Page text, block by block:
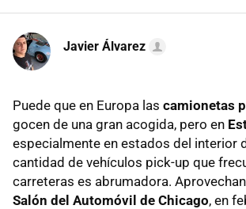
Javier Álvarez
Puede que en Europa las camionetas
gocen de una gran acogida, pero en
especialmente en estados del interior
cantidad de vehículos pick-up que
carreteras es abrumadora.
Salón del Automóvil de Chicago, en